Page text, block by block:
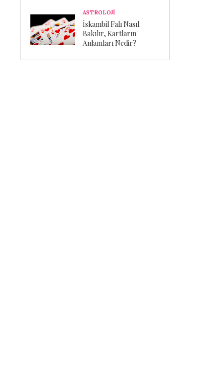
ASTROLOJİ
İskambil Falı Nasıl
Bakılır, Kartların
Anlamları Nedir?